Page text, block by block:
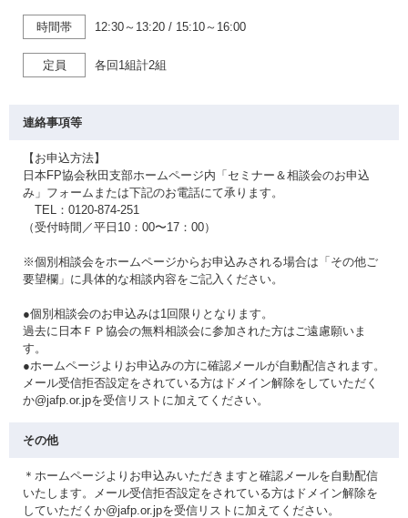
時間帯 12:30～13:20 / 15:10～16:00
定員 各回1組計2組
連絡事項等
【お申込方法】
日本FP協会秋田支部ホームページ内「セミナー＆相談会のお申込
み」フォームまたは下記のお電話にて承ります。
TEL：0120-874-251
（受付時間／平日10：00〜17：00）
※個別相談会をホームページからお申込みされる場合は「その他ご
要望欄」に具体的な相談内容をご記入ください。
●個別相談会のお申込みは1回限りとなります。
過去に日本ＦＰ協会の無料相談会に参加された方はご遠慮願いま
す。
●ホームページよりお申込みの方に確認メールが自動配信されます。
メール受信拒否設定をされている方はドメイン解除をしていただく
か@jafp.or.jpを受信リストに加えてください。
その他
＊ホームページよりお申込みいただきますと確認メールを自動配信
いたします。メール受信拒否設定をされている方はドメイン解除を
していただくか@jafp.or.jpを受信リストに加えてください。